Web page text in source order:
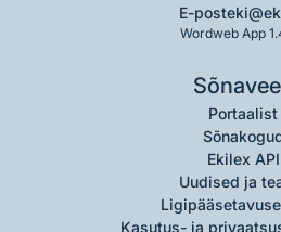
E-post
Wordweb App
Portaalist
Ekilex API
Uudised ja
Kasutus- ja